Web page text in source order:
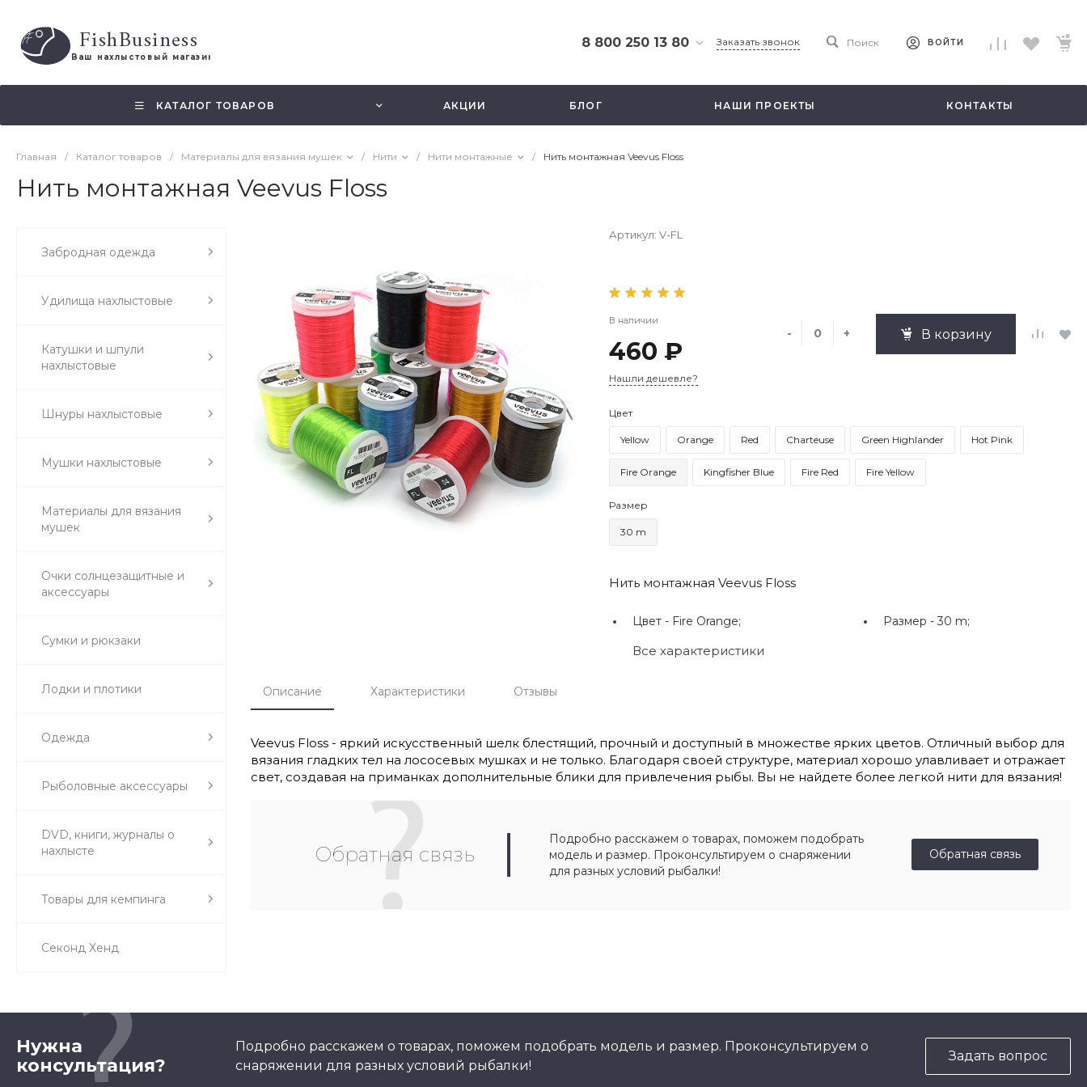
FishBusiness
Ваш нахлыстовый магазин
8 800 250 13 80
ул. Смольная 63б, этаж
2.5
info@fishbusinezz.ru
Заказать звонок Поиск ВОЙТИ
КАТАЛОГ ТОВАРОВ АКЦИИ БЛОГ НАШИ ПРОЕКТЫ КОНТАКТЫ
Главная / Каталог товаров / Материалы для вязания мушек / Нити / Нити монтажные / Нить монтажная Veevus Floss
Нить монтажная Veevus Floss
Забродная одежда
Удилища нахлыстовые
Катушки и шпули
нахлыстовые
Шнуры нахлыстовые
Мушки нахлыстовые
Материалы для вязания
мушек
Очки солнцезащитные и
аксессуары
Сумки и рюкзаки
Лодки и плотики
Одежда
Рыболовные аксессуары
DVD, книги, журналы о
нахлысте
Товары для кемпинга
Секонд Хенд
Артикул: V-FL
В наличии
460 ₽
- + В корзину
Нашли дешевле?
Цвет
Yellow Orange Red Charteuse Green Highlander Hot Pink
Fire Orange Kingfisher Blue Fire Red Fire Yellow
Размер
30 m
Нить монтажная Veevus Floss
Цвет - Fire Orange; Размер -30 m;
Все характеристики
Описание Характеристики Отзывы
Veevus Floss - яркий искусственный шелк блестящий, прочный и доступный в множестве ярких цветов. Отличный выбор для
вязания гладких тел на лососевых мушках и не только. Благодаря своей структуре, материал хорошо улавливает и отражает
свет, создавая на приманках дополнительные блики для привлечения рыбы. Вы не найдете более легкой нити для вязания!
Обратная связь
Подробно расскажем о товарах, поможем подобрать
модель и размер. Проконсультируем о снаряжении
для разных условий рыбалки!
Обратная связь
Нужна
консультация?
Подробно расскажем о товарах, поможем подобрать модель и размер. Проконсультируем о
снаряжении для разных условий рыбалки!
Задать вопрос